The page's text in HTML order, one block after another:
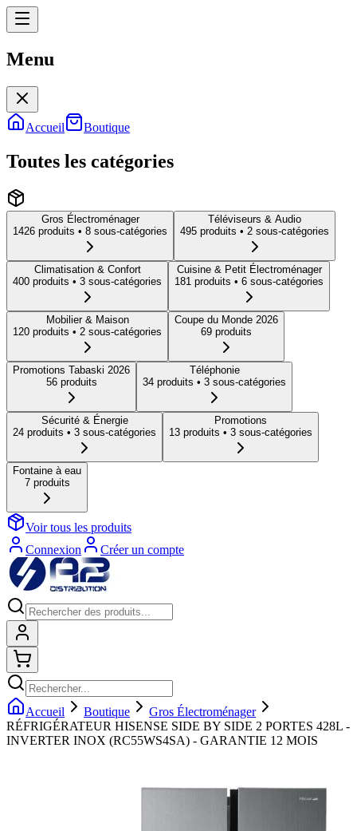
Menu
Accueil Boutique
Toutes les catégories
Gros Électroménager
1426 produits • 8 sous-catégories
Téléviseurs & Audio
495 produits • 2 sous-catégories
Climatisation & Confort
400 produits • 3 sous-catégories
Cuisine & Petit Électroménager
181 produits • 6 sous-catégories
Mobilier & Maison
120 produits • 2 sous-catégories
Coupe du Monde 2026
69 produits
Promotions Tabaski 2026
56produits
Téléphonie
34 produits • 3 sous-catégories
Sécurité & Énergie
24 produits • 3 sous-catégories
Promotions
13 produits • 3 sous-catégories
Fontaine à eau
7produits
Voir tous les produits
Connexion
Créer un compte
Accueil Boutique
Gros Électroménager
RÉFRIGÉRATEUR HISENSE SIDE BY SIDE 2 PORTES 428L -
INVERTER INOX (RC55WS4SA) - GARANTIE 12 MOIS